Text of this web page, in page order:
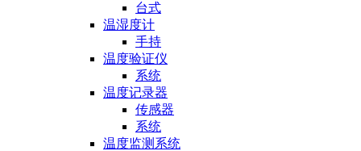
台式
温湿度计
手持
温度验证仪
系统
温度记录器
传感器
系统
温度监测系统